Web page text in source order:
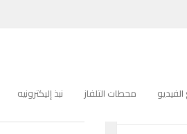
محطات التلفاز نبذ إليكترونيه عالية الدقة الفئات